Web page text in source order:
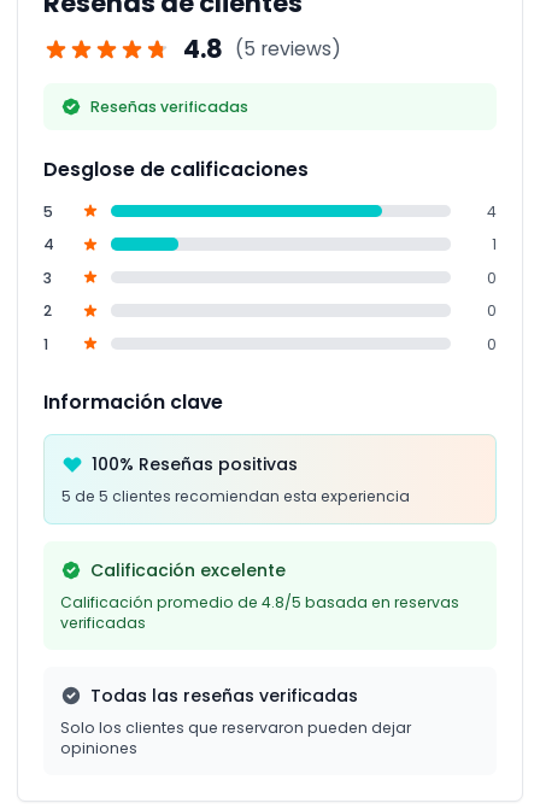
4.8 (5 reviews)
Reseñas verificadas
Desglose de calificaciones
5
4
4
1
3
0
2
0
1
0
Información clave
100% Reseñas positivas
5 de 5 clientes recomiendan esta experiencia
Calificación excelente
Calificación promedio de 4.8/5 basada en reservas
verificadas
Todas las reseñas verificadas
Solo los clientes que reservaron pueden dejar
opiniones